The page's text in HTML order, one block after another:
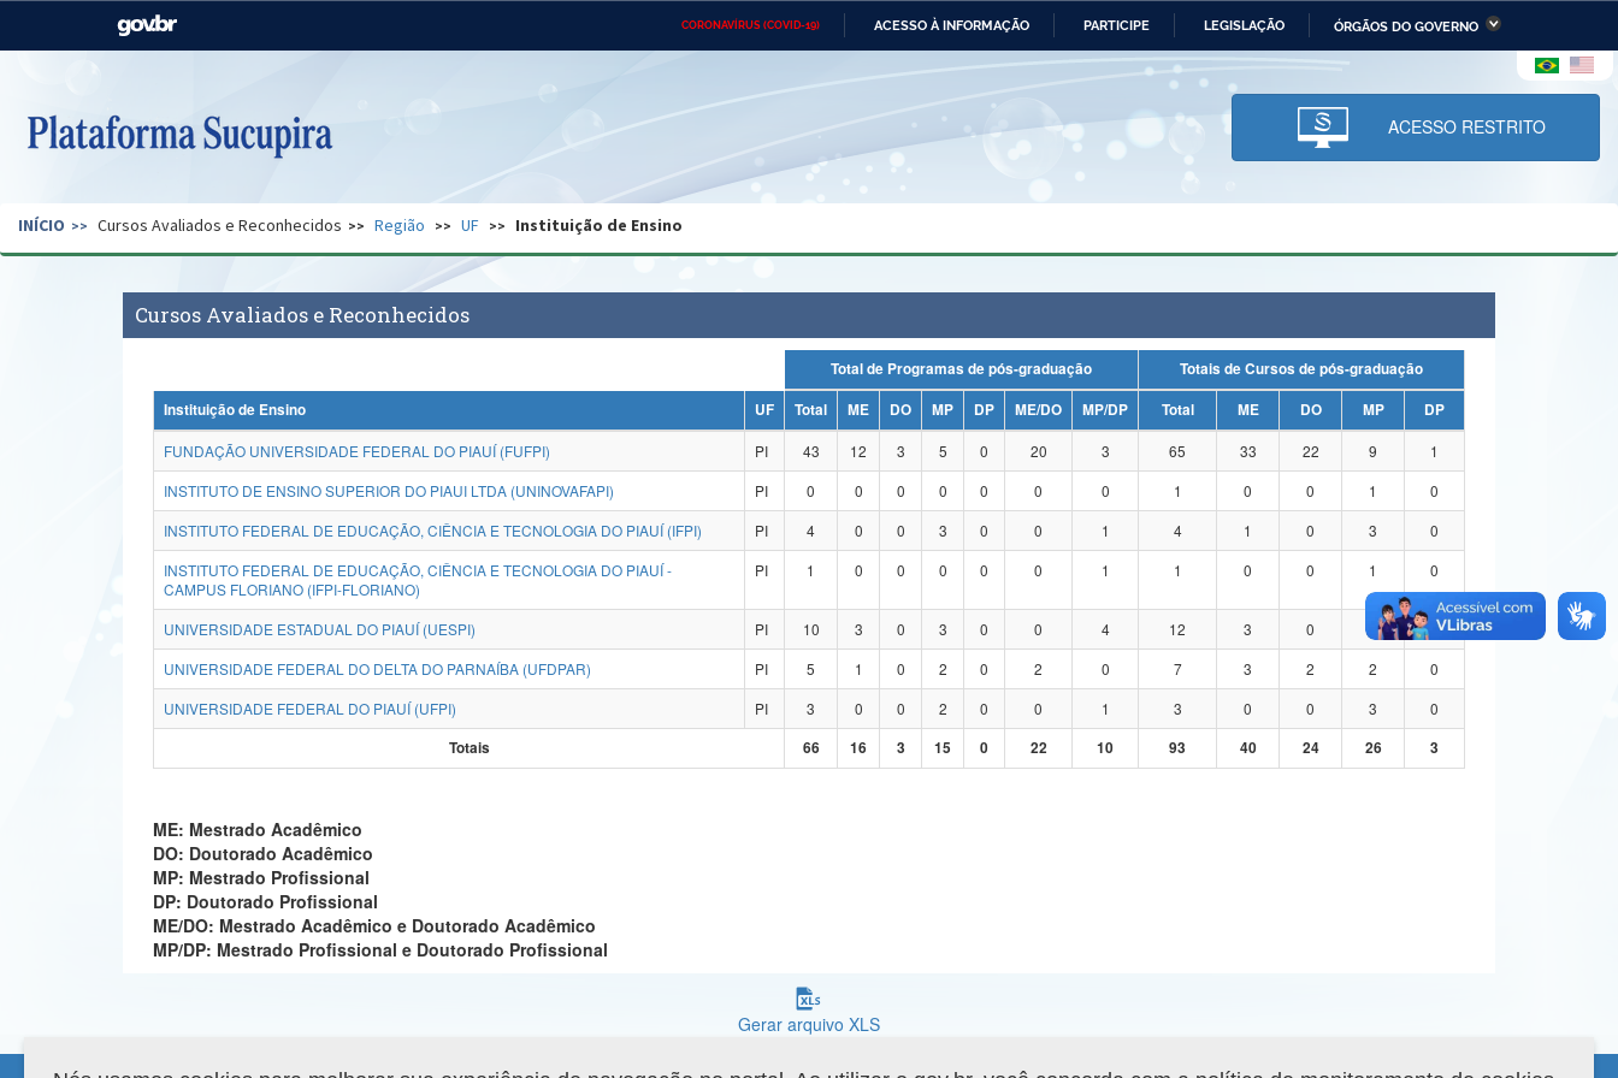
CORONAVÍRUS (COVID-19) ACESSO À INFORMAÇÃO PARTICIPE LEGISLAÇÃO ÓRGÃOS DO GOVERNO
Casa Civil Ministério das Relações Ministério da Economia Ministério da Infraestrutura
Pecuária e Abastecimento
Ministério da Ciência,
Tecnologia, Inovações e
Comunicações
Ministério do Desenvolvimento
Regional e dos Direitos Humanos
Secretaria de Governo Gabinete de Segurança Advocacia-Geral da União Banco Central do Brasil Planalto
ACESSO RESTRITO
INÍCIO Cursos Avaliados e Reconhecidos Região UF Instituição de Ensino
Cursos Avaliados e Reconhecidos
Total de Programas de pós-graduação
Totais de Cursos de pós-graduação
Instituição de Ensino
UF Total ME DO MP DP ME/DO MP/DP Total ME DO MP
DP
FUNDAÇÃO UNIVERSIDADE FEDERAL DO PIAUÍ (FUFPI)
PI 43 12 3 5 0 20 3 65 33 22 9
1
INSTITUTO DE ENSINO SUPERIOR DO PIAUI LTDA (UNINOVAFAPI)
PI 0 0 0 0 0 0 0 1 0 0 1
0
INSTITUTO FEDERAL DE EDUCAÇÃO, CIÊNCIA E TECNOLOGIA DO PIAUÍ (IFPI)
PI 4 0 0 3 0 0 1 4 1 0 3
0
INSTITUTO FEDERAL DE EDUCAÇÃO, CIÊNCIA E TECNOLOGIA DO PIAUÍ -
CAMPUS FLORIANO (IFPI-FLORIANO)
PI 1 0 0 0 0 0 1 1 0 0 1 0
UNIVERSIDADE ESTADUAL DO PIAUÍ (UESPI) PI 10 3 0 3 0 0 4 12 3 0
2
UNIVERSIDADE FEDERAL DO DELTA DO PARNAÍBA (UFDPAR)
PI 5 1 0 2 0 2 0 7 3 2 2
0
UNIVERSIDADE FEDERAL DO PIAUÍ (UFPI)
PI 3 0 0 2 0 0 1 3 0 0 3
0
Totais
66 16 3 15 0 22 10 93 40 24 26 3
ME: Mestrado Acadêmico
DO: Doutorado Acadêmico
MP: Mestrado Profissional
DP: Doutorado Profissional
ME/DO: Mestrado Acadêmico e Doutorado Acadêmico
MP/DP: Mestrado Profissional e Doutorado Profissional
Gerar arquivo XLS